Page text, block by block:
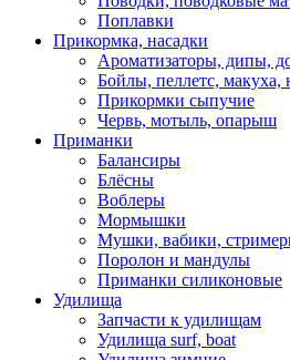
Поплавки
Прикормка, насадки
Ароматизаторы, дипы,
Бойлы, пеллетс, макуха,
Прикормки сыпучие
Червь, мотыль, опарыш
Приманки
Балансиры
Блёсны
Воблеры
Мормышки
Мушки, вабики,
Поролон и мандулы
Приманки силиконовые
Удилища
Запчасти к удилищам
Удилища surf, boat